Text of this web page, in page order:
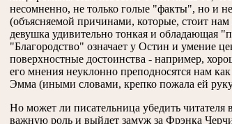
несомненно, не только голые "факты", но и
(объясняемой причинами, которые, стоит
девушка удивительно тонкая и обладающая
"Благородство" означает у Остин и умение
поверхностные достоинства - например,
его мнения неуклонно преподносятся нам
Эмма (иными словами, крепко пожала ей
Но может ли писательница убедить
важную роль и выйдет замуж за Фрэнка